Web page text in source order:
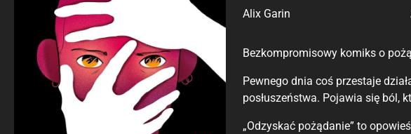
Alix Garin
Bezkompromisowy komiks o
Pewnego dnia coś przestaje
posłuszeństwa. Pojawia się ból,
„Odzyskać pożądanie” to